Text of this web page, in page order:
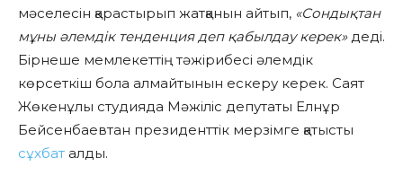
мәселесін қарастырып жатқанын айтып, «Сондықтан
мұны әлемдік тенденция деп қабылдау керек»деді.
Бірнеше мемлекеттің тәжірибесі әлемдік
көрсеткіш бола алмайтынын ескеру керек. Саят
Жөкенұлы студияда Мәжіліс депутаты Елнұр
Бейсенбаевтан президенттік мерзімге қатысты
сұхбат алды.